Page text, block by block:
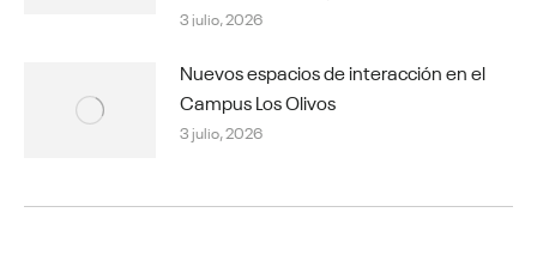
3 julio, 2026
Nuevos espacios de interacción en el
Campus Los Olivos
3 julio, 2026